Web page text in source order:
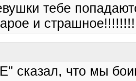
тебе
и
сказал, что мы